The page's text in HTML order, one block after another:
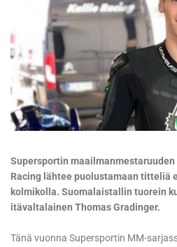
Supersportin
Racing lähtee puolustamaan titteliä
kolmikolla. Suomalaistallin tuorein
itävaltalainen Thomas Gradinger.
Tänä vuonna Supersportin MM-